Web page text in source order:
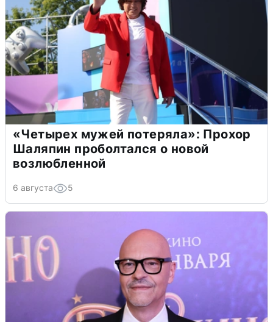
«Четырех мужей потеряла»: Прохор
Шаляпин проболтался о новой
возлюбленной
6 августа 5